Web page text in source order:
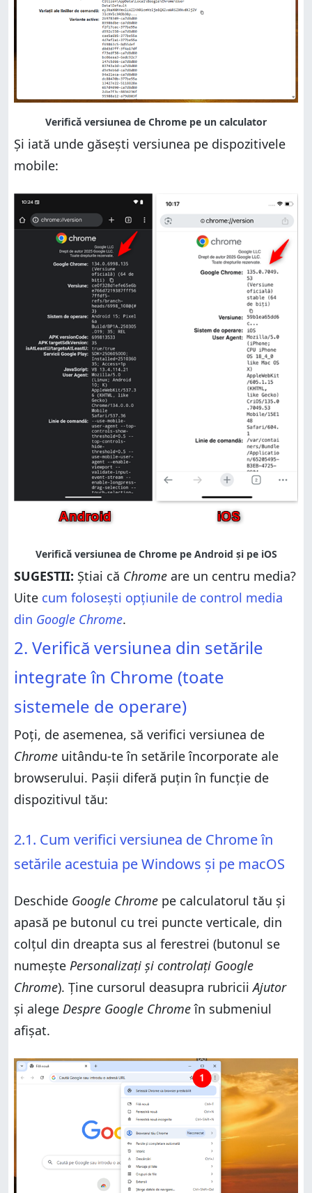
Și iată unde găsești versiunea pe dispozitivele
mobile:
SUGESTII: Știai că Chrome are un centru media?
Uite cum folosești opțiunile de control media
din Google Chrome.
2. Verifică versiunea din setările
integrate în Chrome (toate
sistemele de operare)
Poți, de asemenea, să verifici versiunea de
Chrome uitându-te în setările încorporate ale
browserului. Pașii diferă puțin în funcție de
dispozitivul tău:
2.1. Cum verifici versiunea de Chrome în
setările acestuia pe Windows și pe macOS
Deschide Google Chrome pe calculatorul tău și
apasă pe butonul cu trei puncte verticale, din
colțul din dreapta sus al ferestrei (butonul se
numește Personalizați și controlați Google
Chrome). Ține cursorul deasupra rubriciiAjutor
și alege Despre Google Chromeîn submeniul
afișat.